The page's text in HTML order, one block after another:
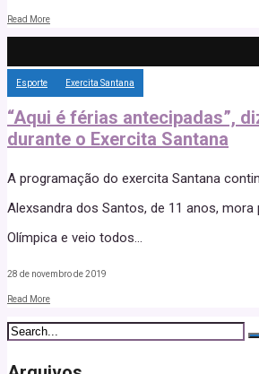
Read More
Esporte Exercita Santana
“Aqui é férias antecipadas”,
durante o Exercita Santana
A programação do exercita Santana
Alexsandra dos Santos, de 11 anos, mora
Olímpica e veio todos...
28 de novembro de 2019
Read More